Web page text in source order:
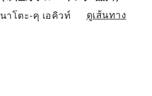
าโตะ-คุ เอคิวท์
ดูเส้นทาง